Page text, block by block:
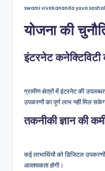
swami vivekananda yuva
योजना की
इंटरनेट कनेक्टिविटी
ग्रामीण क्षेत्रों में इंटरनेट की
उपकरणों का पूर्ण लाभ नहीं मिल
तकनीकी ज्ञान की
कई लाभार्थियों को डिजिटल
आवश्यकता होगी।